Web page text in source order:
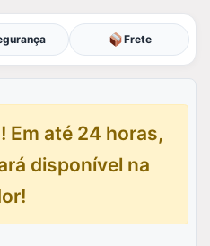
Frete
Em até 24 horas,
disponível na